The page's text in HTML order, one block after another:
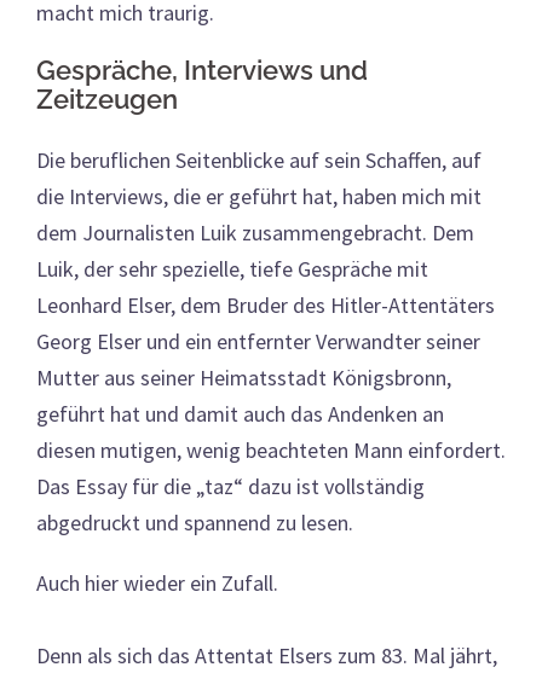
macht mich traurig.
Gespräche, Interviews und
Zeitzeugen
Die beruflichen Seitenblicke auf sein Schaffen, auf
die Interviews, die er geführt hat, haben mich mit
dem Journalisten Luik zusammengebracht. Dem
Luik, der sehr spezielle, tiefe Gespräche mit
Leonhard Elser, dem Bruder des Hitler-Attentäters
Georg Elser und ein entfernter Verwandter seiner
Mutter aus seiner Heimatsstadt Königsbronn,
geführt hat und damit auch das Andenken an
diesen mutigen, wenig beachteten Mann einfordert.
Das Essay für die „taz“ dazu ist vollständig
abgedruckt und spannend zu lesen.
Auch hier wieder ein Zufall.
Denn als sich das Attentat Elsers zum 83. Mal jährt,